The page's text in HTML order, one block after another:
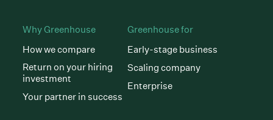
Why Greenhouse
How we compare
Return on your hiring
investment
Your partner in success
Greenhouse for
Early-stage business
Scaling company
Enterprise